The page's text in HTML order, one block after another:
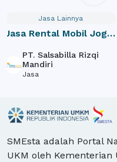
Jasa Lainnya
Import Door To
PT. ALESHA SUMBER
JAYA
SMEsta adalah Portal
UKM oleh Kementerian